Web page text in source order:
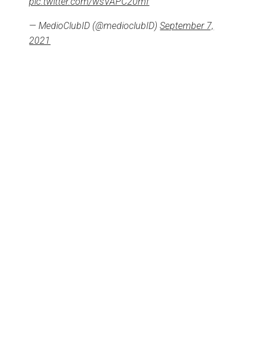
— MedioClubID (@medioclubID)September 7,
2021